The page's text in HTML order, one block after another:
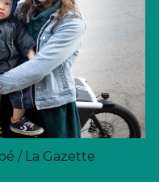
/ La Gazette